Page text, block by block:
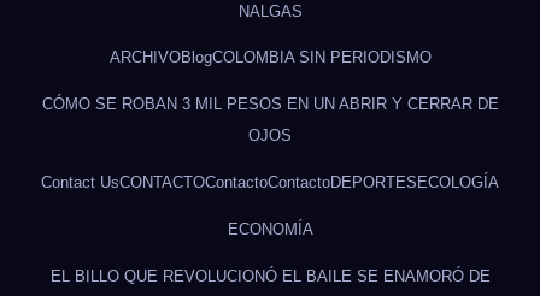
NALGAS
ARCHIVOBlogCOLOMBIA SIN PERIODISMO
CÓMO SE ROBAN 3 MIL PESOS EN UN ABRIR Y CERRAR DE
OJOS
Contact UsCONTACTOContactoContactoDEPORTES ECOLOGÍA
ECONOMÍA
EL BILLO QUE REVOLUCIONÓ EL BAILE SE ENAMORÓ DE